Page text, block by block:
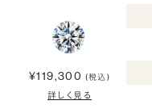
¥119,300 (税込)
詳しく見る